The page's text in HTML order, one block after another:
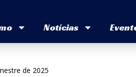
Notícias
de 2025